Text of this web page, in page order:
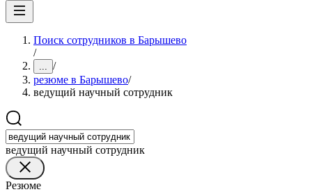
Поиск сотрудников в Барышево
/
... /
резюме в Барышево/
ведущий научный сотрудник
ведущий научный сотрудник
Резюме